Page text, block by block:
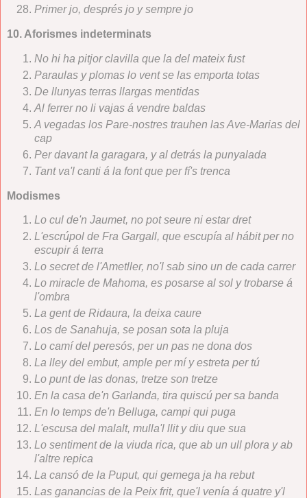
Primer jo, després jo y sempre jo
10. Aforismes indeterminats
No hi ha pitjor clavilla que la del mateix fust
Paraulas y plomas lo vent se las emporta totas
De llunyas terras llargas mentidas
Al ferrer no li vajas á vendre baldas
A vegadas los Pare-nostres trauhen las Ave-Marias del
cap
Per davant la garagara, y al detrás la punyalada
Tant va'l canti á la font que per fí's trenca
Modismes
Lo cul de'n Jaumet, no pot seure ni estar dret
L'escrúpol de Fra Gargall, que escupía al hábit per no
escupir á terra
Lo secret de l'Ametller, no'l sab sino un de cada carrer
Lo miracle de Mahoma, es posarse al sol y trobarse á
l'ombra
La gent de Ridaura, la deixa caure
Los de Sanahuja, se posan sota la pluja
Lo camí del peresós, per un pas ne dona dos
La lley del embut, ample per mí y estreta per tú
Lo punt de las donas, tretze son tretze
En la casa de'n Garlanda, tira quiscú per sa banda
En lo temps de'n Belluga, campi qui puga
L'escusa del malalt, mulla'l llit y diu que sua
Lo sentiment de la viuda rica, que ab un ull plora y ab
l'altre repica
La cansó de la Puput, qui gemega ja ha rebut
Las ganancias de la Peix frit, que'l venía á quatre y'l